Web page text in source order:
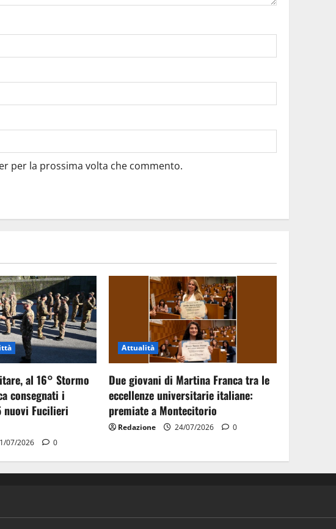
per la prossima volta che commento.
al 16° Stormo
consegnati i
nuovi Fucilieri
07/2026 0
Attualità
Due giovani di Martina Franca tra le
eccellenze universitarie italiane:
premiate a Montecitorio
Redazione 24/07/2026 0